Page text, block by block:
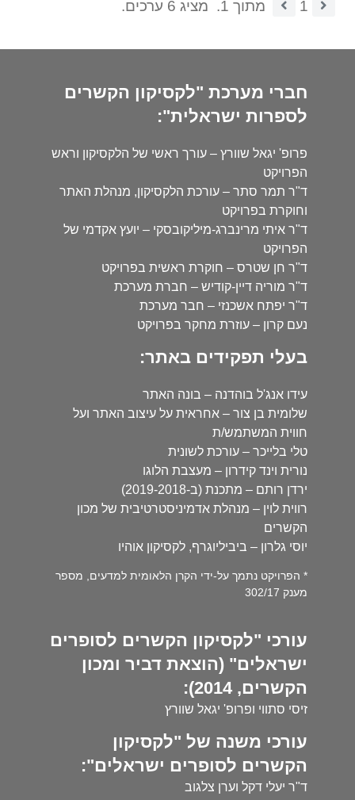
1 מתוך 1. מציג 6 ערכים.
חברי מערכת "לקסיקון הקשרים
לספרות ישראלית":
פרופ' יגאל שוורץ – עורך ראשי של הלקסיקון וראש
הפרויקט
ד"ר תמר סתר – עורכת הלקסיקון, מנהלת האתר
וחוקרת בפרויקט
ד"ר איתי מרינברג-מיליקובסקי – יועץ אקדמי של
הפרויקט
ד"ר חן שטרס – חוקרת ראשית בפרויקט
ד"ר מוריה דיין-קודיש – חברת מערכת
ד"ר יפתח אשכנזי – חבר מערכת
נעם קרון – עוזרת מחקר בפרויקט
בעלי תפקידים באתר:
עידו אנג'ל בוהדנה – בונה האתר
שלומית בן צור – אחראית על עיצוב האתר ועל
חווית המשתמש/ת
טלי בלייכר – עורכת לשונית
נורית וינד קידרון – מעצבת הלוגו
ירדן רותם – מתכנת (ב-2019-2018)
רווית לוין – מנהלת אדמיניסטרטיבית של מכון
הקשרים
יוסי גלרון – ביביליוגרף, לקסיקון אוהיו
* הפרויקט נתמך על-ידי הקרן הלאומית למדעים, מספר
מענק 302/17
עורכי "לקסיקון הקשרים לסופרים
ישראלים" (הוצאת דביר ומכון
הקשרים, 2014):
זיסי סתווי ופרופ' יגאל שוורץ
עורכי משנה של "לקסיקון
הקשרים לסופרים ישראלים":
ד"ר יעלי דקל וערן צלגוב